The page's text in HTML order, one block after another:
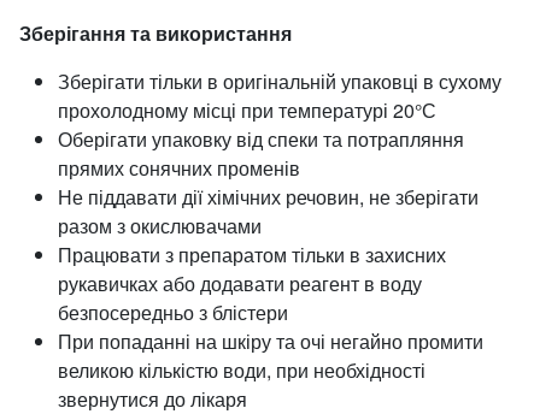
Зберігання та використання
Зберігати тільки в оригінальній упаковці в сухому
прохолодному місці при температурі 20°С
Оберігати упаковку від спеки та потрапляння
прямих сонячних променів
Не піддавати дії хімічних речовин, не зберігати
разом з окислювачами
Працювати з препаратом тільки в захисних
рукавичках або додавати реагент в воду
безпосередньо з блістери
При попаданні на шкіру та очі негайно промити
великою кількістю води, при необхідності
звернутися до лікаря